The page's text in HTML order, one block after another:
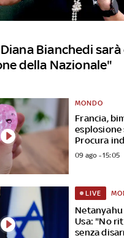
Bianchedi sarà
della Nazionale"
Francia,
esplosione
Procura
MONDO
09 ago - 15:05
Usa: "No
senza
LIVE